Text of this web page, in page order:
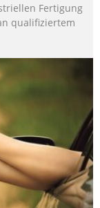
Fertigung
qualifiziertem